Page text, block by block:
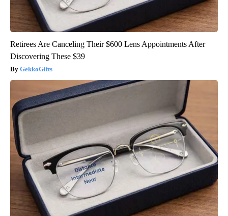
Retirees Are Canceling Their $600 Lens Appointments After
Discovering These $39
GekkoGifts